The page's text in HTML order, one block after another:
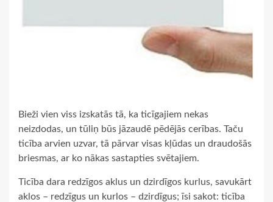
Bieži vien viss izskatās tā, ka ticīgajiem nekas
neizdodas, un tūliņ būs jāzaudē pēdējās cerības. Taču
ticība arvien uzvar, tā pārvar visas kļūdas un draudošās
briesmas, ar ko nākas sastapties svētajiem.
Ticība dara redzīgos aklus un dzirdīgos kurlus, savukārt
aklos – redzīgus un kurlos – dzirdīgus; īsi sakot: ticība